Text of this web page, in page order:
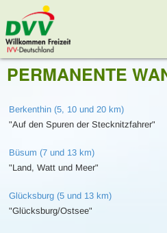
PERMANENTE
Berkenthin (5, 10 und 20 km)
"Auf den Spuren der Stecknitzfahrer"
Büsum (7 und 13 km)
"Land, Watt und Meer"
Glücksburg (5 und 13 km)
"Glücksburg/Ostsee"